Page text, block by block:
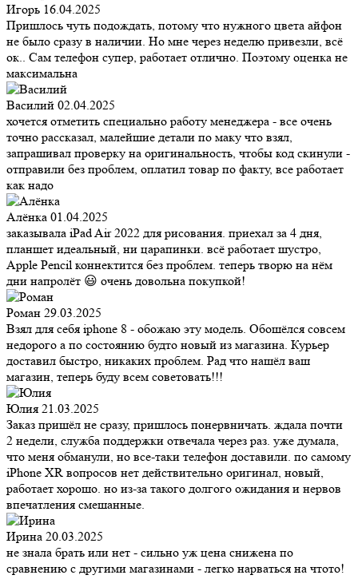
Игорь 16.04.2025
Пришлось чуть подождать, потому что нужного цвета айфон
не было сразу в наличии. Но мне через неделю привезли, всё
ок.. Сам телефон супер, работает отлично. Поэтому оценка не
максимальна
Василий 02.04.2025
хочется отметить специально работу менеджера - все очень
точно рассказал, малейшие детали по маку что взял,
запрашивал проверку на оригинальность, чтобы код скинули -
отправили без проблем, оплатил товар по факту, все работает
как надо
Алёнка 01.04.2025
заказывала iPad Air 2022 для рисования. приехал за 4 дня,
планшет идеальный, ни царапинки. всё работает шустро,
Apple Pencil коннектится без проблем. теперь творю на нём
дни напролёт 😃 очень довольна покупкой!
Роман 29.03.2025
Взял для себя iphone 8 - обожаю эту модель. Обошёлся совсем
недорого а по состоянию будто новый из магазина. Курьер
доставил быстро, никаких проблем. Рад что нашёл ваш
магазин, теперь буду всем советовать!!!
Юлия 21.03.2025
Заказ пришёл не сразу, пришлось понервничать. ждала почти
2 недели, служба поддержки отвечала через раз. уже думала,
что меня обманули, но все-таки телефон доставили. по самому
iPhone XR вопросов нет действительно оригинал, новый,
работает хорошо. но из-за такого долгого ожидания и нервов
впечатления смешанные.
Ирина 20.03.2025
не знала брать или нет - сильно уж цена снижена по
сравнению с другими магазинами - легко нарваться на чтото!